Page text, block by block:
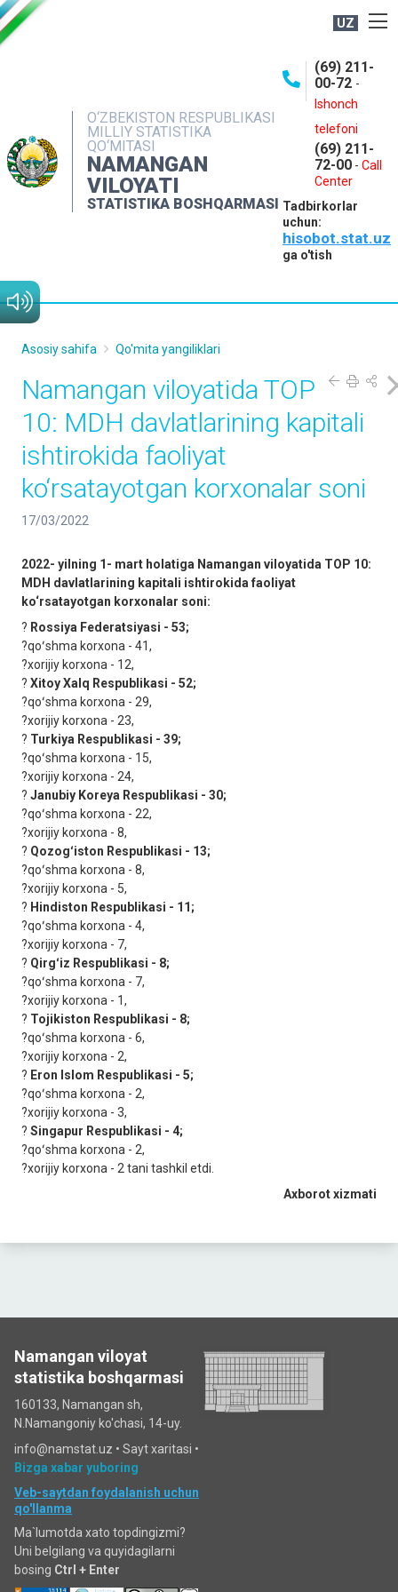
UZ
O‘ZBEKISTON RESPUBLIKASI
MILLIY STATISTIKA
QO‘MITASI
NAMANGAN
VILOYATI
STATISTIKA BOSHQARMASI
(69) 211-
00-72 -
Ishonch
telefoni
(69) 211-
72-00 - Call
Center
Tadbirkorlar
uchun:
hisobot.stat.uz
ga o'tish
NASHRLAR
INTERAKTIV XIZMATLAR
MATBUOT XIZMATI
MUROJAATLAR
Asosiy sahifa Qo'mita yangiliklari
Namangan viloyatida TOP
10: MDH davlatlarining kapitali
ishtirokida faoliyat
ko‘rsatayotgan korxonalar soni
17/03/2022
2022- yilning 1- mart holatiga Namangan viloyatida TOP 10:
MDH davlatlarining kapitali ishtirokida faoliyat
ko‘rsatayotgan korxonalar soni:
? Rossiya Federatsiyasi - 53;
?qoʻshma korxona - 41,
?xorijiy korxona - 12,
? Xitoy Xalq Respublikasi - 52;
?qoʻshma korxona - 29,
?xorijiy korxona - 23,
? Turkiya Respublikasi - 39;
?qoʻshma korxona - 15,
?xorijiy korxona - 24,
? Janubiy Koreya Respublikasi - 30;
?qoʻshma korxona - 22,
?xorijiy korxona - 8,
? Qozogʻiston Respublikasi - 13;
?qoʻshma korxona - 8,
?xorijiy korxona - 5,
? Hindiston Respublikasi - 11;
?qoʻshma korxona - 4,
?xorijiy korxona - 7,
? Qirgʻiz Respublikasi - 8;
?qoʻshma korxona - 7,
?xorijiy korxona - 1,
? Tojikiston Respublikasi - 8;
?qoʻshma korxona - 6,
?xorijiy korxona - 2,
? Eron Islom Respublikasi - 5;
?qoʻshma korxona - 2,
?xorijiy korxona - 3,
? Singapur Respublikasi - 4;
?qoʻshma korxona - 2,
?xorijiy korxona - 2 tani tashkil etdi.
Axborot xizmati
Namangan viloyat
statistika boshqarmasi
160133, Namangan sh,
N.Namangoniy ko'chasi, 14-uy.
info@namstat.uz • Sayt xaritasi •
Bizga xabar yuboring
Veb-saytdan foydalanish uchun
qo'llanma
Ma`lumotda xato topdingizmi?
Uni belgilang va quyidagilarni
bosing Ctrl + Enter